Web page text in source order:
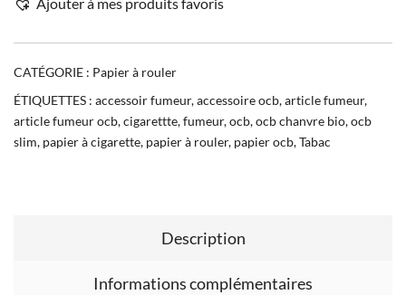
CATÉGORIE : Papier à rouler
ÉTIQUETTES : accessoir fumeur,accessoire ocb,article fumeur,
article fumeur ocb,cigarettte,fumeur,ocb,ocb chanvre bio,ocb
slim, papier à cigarette, papier à rouler, papier ocb,Tabac
Description
Informations complémentaires